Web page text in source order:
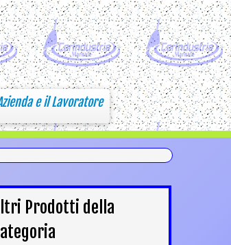
e il Lavoratore
Prodotti della